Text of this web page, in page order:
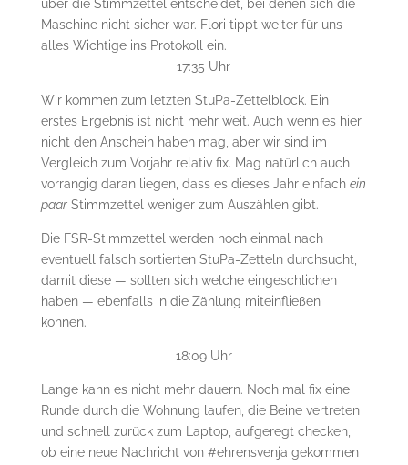
über die Stimmzettel entscheidet, bei denen sich die
Maschine nicht sicher war. Flori tippt weiter für uns
alles Wichtige ins Protokoll ein.
17:35 Uhr
Wir kommen zum letzten StuPa-Zettelblock. Ein
erstes Ergebnis ist nicht mehr weit. Auch wenn es hier
nicht den Anschein haben mag, aber wir sind im
Vergleich zum Vorjahr relativ fix. Mag natürlich auch
vorrangig daran liegen, dass es dieses Jahr einfach ein
paarStimmzettel weniger zum Auszählen gibt.
Die FSR-Stimmzettel werden noch einmal nach
eventuell falsch sortierten StuPa-Zetteln durchsucht,
damit diese — sollten sich welche eingeschlichen
haben — ebenfalls in die Zählung miteinfließen
können.
18:09 Uhr
Lange kann es nicht mehr dauern. Noch mal fix eine
Runde durch die Wohnung laufen, die Beine vertreten
und schnell zurück zum Laptop, aufgeregt checken,
ob eine neue Nachricht von #ehrensvenja gekommen